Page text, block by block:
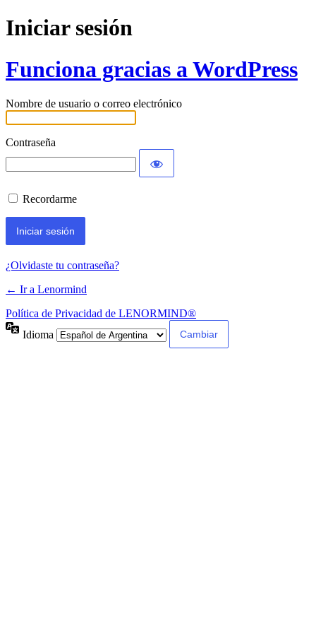
Iniciar sesión
Funciona gracias a WordPress
Nombre de usuario o correo electrónico
Contraseña
Recordarme
¿Olvidaste tu contraseña?
← Ir a Lenormind
Política de Privacidad de LENORMIND®
Idioma